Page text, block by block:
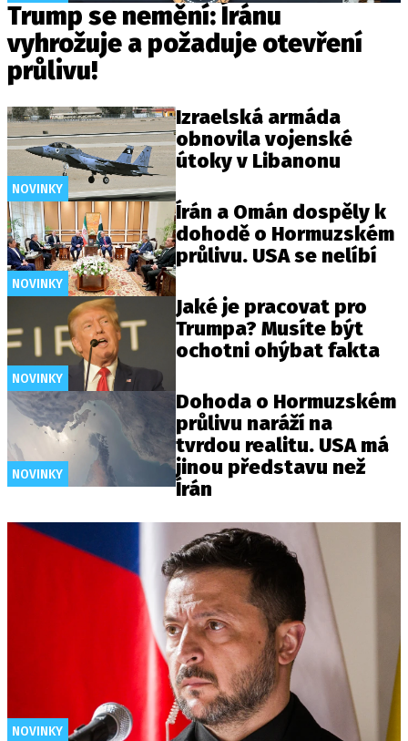
Trump se nemění: Íránu
vyhrožuje a požaduje otevření
průlivu!
NOVINKY
Izraelská armáda
obnovila vojenské
útoky v Libanonu
NOVINKY
Írán a Omán dospěly k
dohodě o Hormuzském
průlivu. USA se nelíbí
NOVINKY
Jaké je pracovat pro
Trumpa? Musíte být
ochotni ohýbat fakta
NOVINKY
Dohoda o Hormuzském
průlivu naráží na
tvrdou realitu. USA má
jinou představu než
Írán
NOVINKY